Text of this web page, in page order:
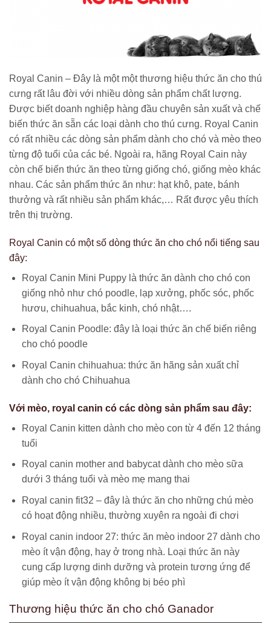
Royal Canin – Đây là một một thương hiệu thức ăn cho thú
cưng rất lâu đời với nhiều dòng sản phẩm chất lượng.
Được biết doanh nghiệp hàng đầu chuyên sản xuất và chế
biến thức ăn sẵn các loại dành cho thú cưng. Royal Canin
có rất nhiều các dòng sản phẩm dành cho chó và mèo theo
từng độ tuổi của các bé. Ngoài ra, hãng Royal Cain này
còn chế biến thức ăn theo từng giống chó, giống mèo khác
nhau. Các sản phẩm thức ăn như: hạt khô, pate, bánh
thưởng và rất nhiều sản phẩm khác,… Rất được yêu thích
trên thị trường.
Royal Canin có một số dòng thức ăn cho chó nổi tiếng sau
đây:
Royal Canin Mini Puppy là thức ăn dành cho chó con
giống nhỏ như chó poodle, lạp xưởng, phốc sóc, phốc
hươu, chihuahua, bắc kinh, chó nhật….
Royal Canin Poodle: đây là loại thức ăn chế biến riêng
cho chó poodle
Royal Canin chihuahua: thức ăn hãng sản xuất chỉ
dành cho chó Chihuahua
Với mèo, royal canin có các dòng sản phẩm sau đây:
Royal Canin kitten dành cho mèo con từ 4 đến 12 tháng
tuổi
Royal canin mother and babycat dành cho mèo sữa
dưới 3 tháng tuổi và mèo mẹ mang thai
Royal canin fit32 – đây là thức ăn cho những chú mèo
có hoạt động nhiều, thường xuyên ra ngoài đi chơi
Royal canin indoor 27: thức ăn mèo indoor 27 dành cho
mèo ít vận động, hay ở trong nhà. Loại thức ăn này
cung cấp lượng dinh dưỡng và protein tương ứng để
giúp mèo ít vận động không bị béo phì
Thương hiệu thức ăn cho chó Ganador